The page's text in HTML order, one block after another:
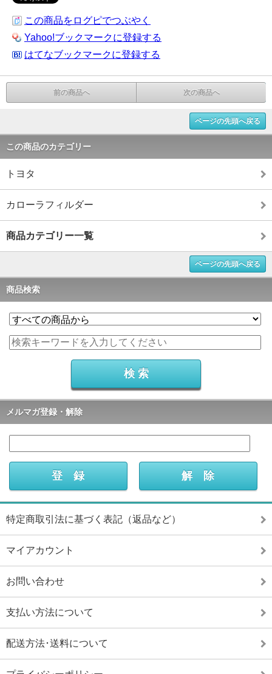
この商品をログピでつぶやく
Yahoo!ブックマークに登録する
はてなブックマークに登録する
前の商品へ 次の商品へ
ページの先頭へ戻る
この商品のカテゴリー
トヨタ
カローラフィルダー
商品カテゴリー一覧
ページの先頭へ戻る
商品検索
メルマガ登録・解除
特定商取引法に基づく表記（返品など）
マイアカウント
お問い合わせ
支払い方法について
配送方法･送料について